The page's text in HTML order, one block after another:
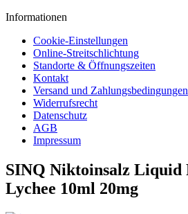
Informationen
Cookie-Einstellungen
Online-Streitschlichtung
Standorte & Öffnungszeiten
Kontakt
Versand und Zahlungsbedingungen
Widerrufsrecht
Datenschutz
AGB
Impressum
SINQ Niktoinsalz Liquid
Lychee 10ml 20mg